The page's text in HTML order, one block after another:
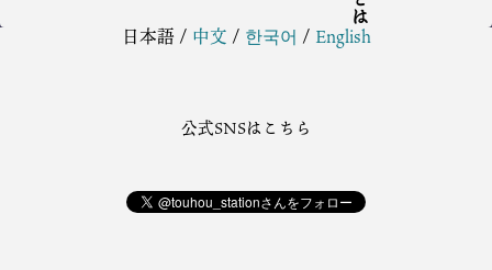
日本語/ 中文 / 한국어 / English
公式SNSはこちら